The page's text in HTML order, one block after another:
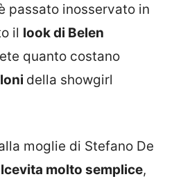
passato inosservato in
il look di Belen
quanto costano
della showgirl
moglie di Stefano De
molto semplice,